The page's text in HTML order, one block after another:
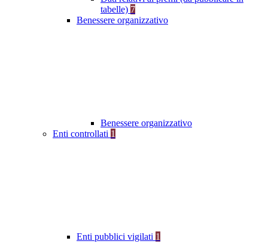
tabelle) 7
Benessere organizzativo
Benessere organizzativo
Enti controllati 1
Enti pubblici vigilati 1